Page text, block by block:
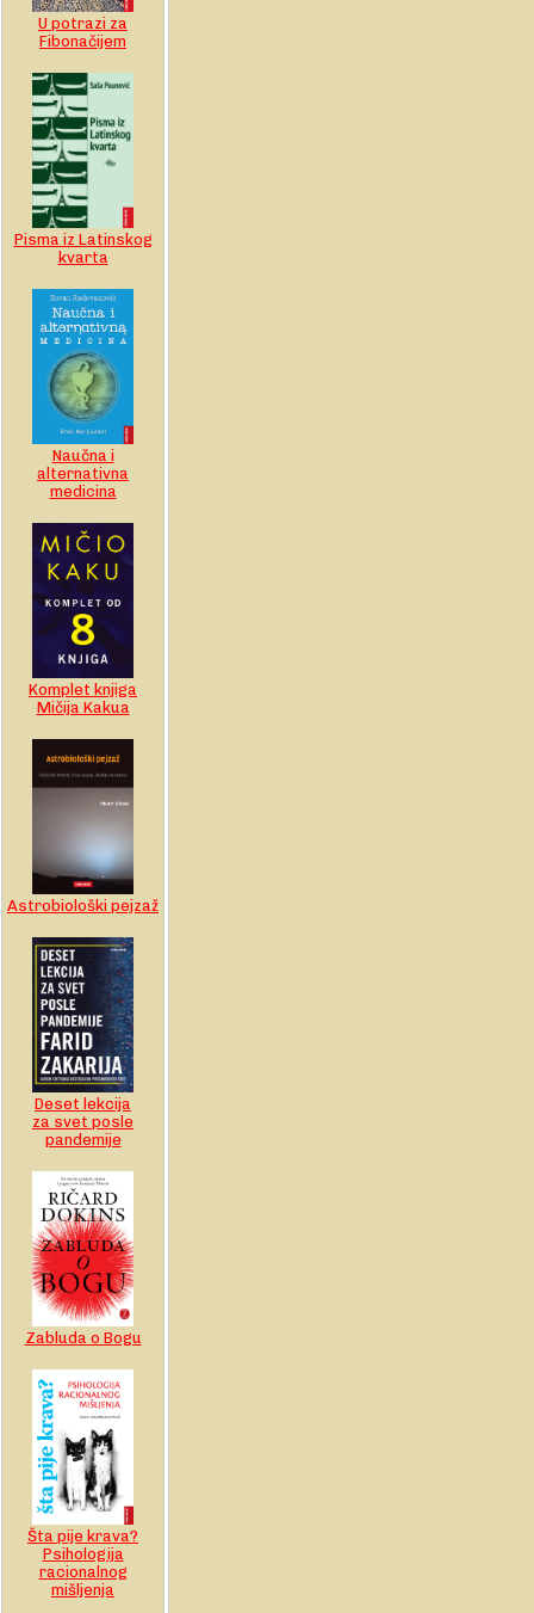
U potrazi za
Fibonačijem
Pisma iz Latinskog
kvarta
Naučna i
alternativna
medicina
Komplet knjiga
Mičija Kakua
Astrobiološki pejzaž
Deset lekcija
za svet posle
pandemije
Zabluda o Bogu
Šta pije krava?
Psihologija
racionalnog
mišljenja